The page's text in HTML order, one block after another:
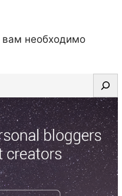
вам необходимо